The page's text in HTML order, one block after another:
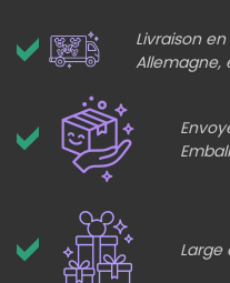
Livraison
Allemagne,
Large